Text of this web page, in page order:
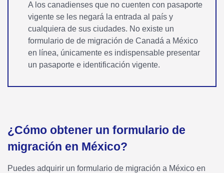
A los canadienses que no cuenten con pasaporte
vigente se les negará la entrada al país y
cualquiera de sus ciudades. No existe un
formulario de de migración de Canadá a México
en línea, únicamente es indispensable presentar
un pasaporte e identificación vigente.
¿Cómo obtener un formulario de
migración en México?
Puedes adquirir un formulario de migración a México en